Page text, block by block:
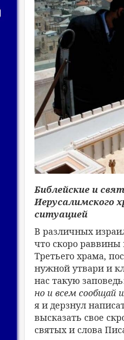
Библейские и
Иерусалимского
ситуацией
В различных
что скоро раввины
Третьего храма,
нужной утвари и
нас такую
но и всем сообщай
я и дерзнул
высказать свое
святых и слова